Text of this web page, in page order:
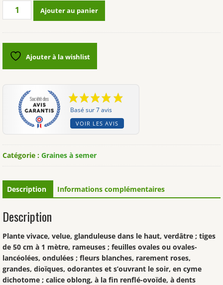
quantité
(Silène
Latifolia)
Ajouter au panier
Ajouter à la wishlist
Basé sur 7 avis
VOIR LES AVIS
Catégorie : Graines à semer
Description Informations complémentaires
Description
Plante vivace, velue, glanduleuse dans le haut, verdâtre ; tiges
de 50 cm à 1 mètre, rameuses ; feuilles ovales ou ovales-
lancéolées, ondulées ; fleurs blanches, rarement roses,
grandes, dioïques, odorantes et s’ouvrant le soir, en cyme
dichotome ; calice oblong, à la fin renflé-ovoïde, à dents